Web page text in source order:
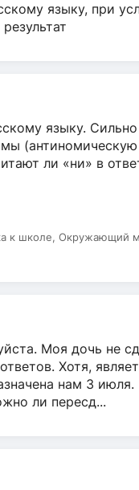
языку, при
языку.
ли «ни» в
к школе, Окружающий
Моя дочь не
Хотя,
нам 3
ли пересд...